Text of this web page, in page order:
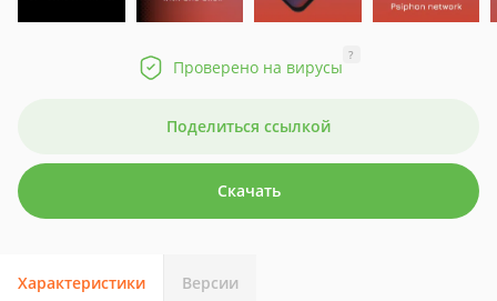
Проверено на вирусы
?
Поделиться ссылкой
Скачать
Характеристики Версии